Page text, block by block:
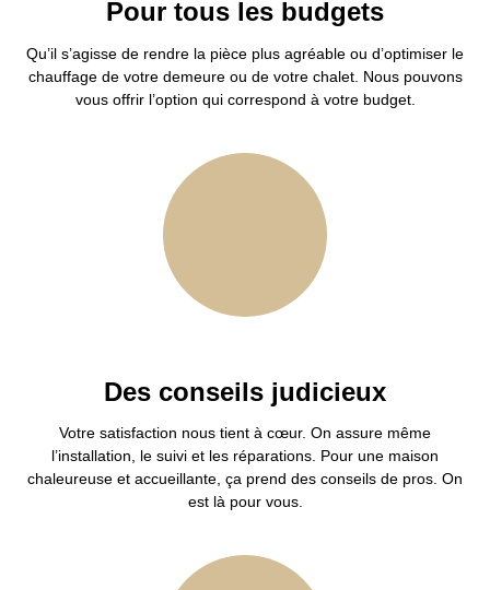
Pour tous les budgets
Qu’il s’agisse de rendre la pièce plus agréable ou d’optimiser le
chauffage de votre demeure ou de votre chalet. Nous pouvons
vous offrir l’option qui correspond à votre budget.
Des conseils judicieux
Votre satisfaction nous tient à cœur. On assure même
l’installation, le suivi et les réparations. Pour une maison
chaleureuse et accueillante, ça prend des conseils de pros. On
est là pour vous.